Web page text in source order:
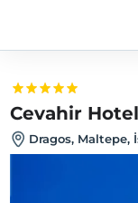
Cevahir
Dragos, Maltepe,